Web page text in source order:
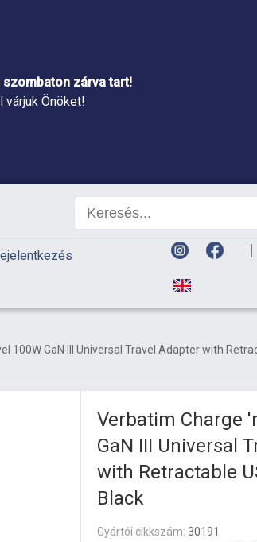
szombaton zárva tart!
Önöket!
|
100W GaN III Universal Travel Adapter with
Verbatim Charge
GaN III Universal
with Retractable
Black
Gyártói cikkszám: 30191